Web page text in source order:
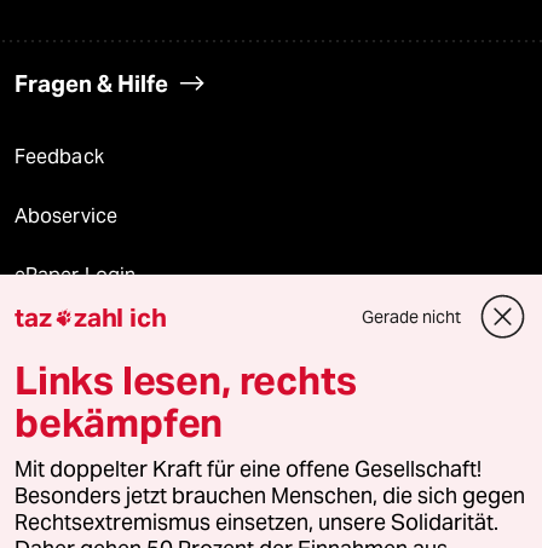
Fragen & Hilfe
Feedback
Aboservice
ePaper Login
Downloads für Abonnierende
© 2026 taz Verlags und Vertriebs GmbH
Alle Rechte vorbehalten. Bei rechtlichen Fragen oder für Genehmigungen
wenden Sie sich bitte an
lizenzen@taz.de
taz zahl ich Gerade nicht
Links lesen, rechts
bekämpfen
Mit doppelter Kraft für eine offene Gesellschaft!
Besonders jetzt brauchen Menschen, die sich gegen
Rechtsextremismus einsetzen, unsere Solidarität.